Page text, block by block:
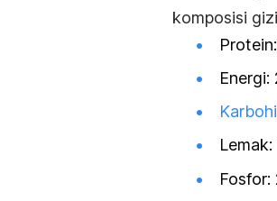
komposisi
Energi:
Fosfor: